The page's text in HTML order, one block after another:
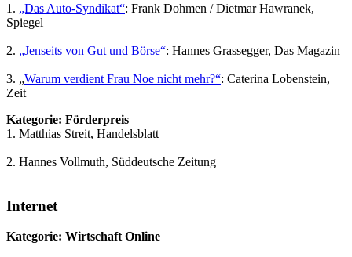
1. „Das Auto-Syndikat“: Frank Dohmen / Dietmar Hawranek,
Spiegel
2. „Jenseits von Gut und Börse“: Hannes Grassegger, Das Magazin
3. „Warum verdient Frau Noe nicht mehr?“: Caterina Lobenstein,
Zeit
Kategorie: Förderpreis
1. Matthias Streit, Handelsblatt
2. Hannes Vollmuth, Süddeutsche Zeitung
Internet
Kategorie: Wirtschaft Online